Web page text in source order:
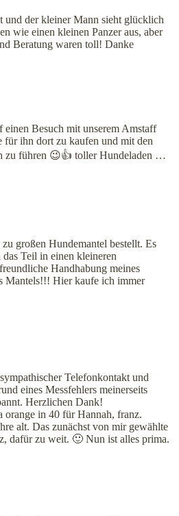
und der kleiner Mann sieht glücklich
wie einen kleinen Panzer aus, aber
Beratung waren toll! Danke
einen Besuch mit unserem Amstaff
ihn dort zu kaufen und mit den
zu führen 😉👍 toller Hundeladen …
großen Hundemantel bestellt. Es
Teil in einen kleineren
Handhabung meines
Mantels!!! Hier kaufe ich immer
Telefonkontakt und
eines Messfehlers meinerseits
Herzlichen Dank!
orange in 40 für Hannah, franz.
alt. Das zunächst von mir gewählte
dafür zu weit. 🙂 Nun ist alles prima.